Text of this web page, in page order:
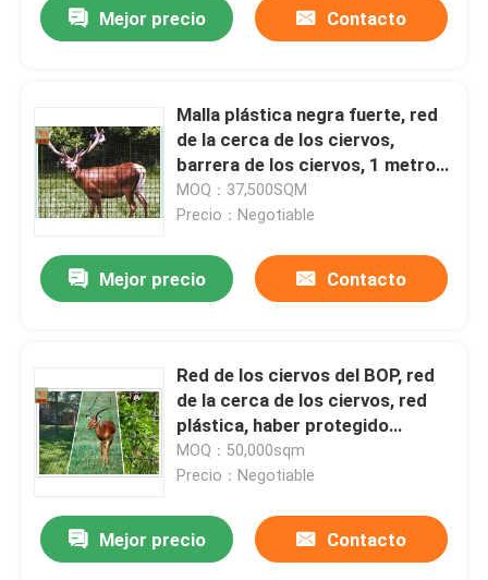
Mejor precio Contacto
Malla plástica negra fuerte, red
de la cerca de los ciervos,
barrera de los ciervos, 1 metro
de alto, tamaño del agujero de
los 50MM
MOQ：37,500SQM
Precio：Negotiable
Mejor precio Contacto
Red de los ciervos del BOP, red
de la cerca de los ciervos, red
plástica, haber protegido
ULTRAVIOLETA, 100 pies de
longitud
MOQ：50,000sqm
Precio：Negotiable
Mejor precio Contacto